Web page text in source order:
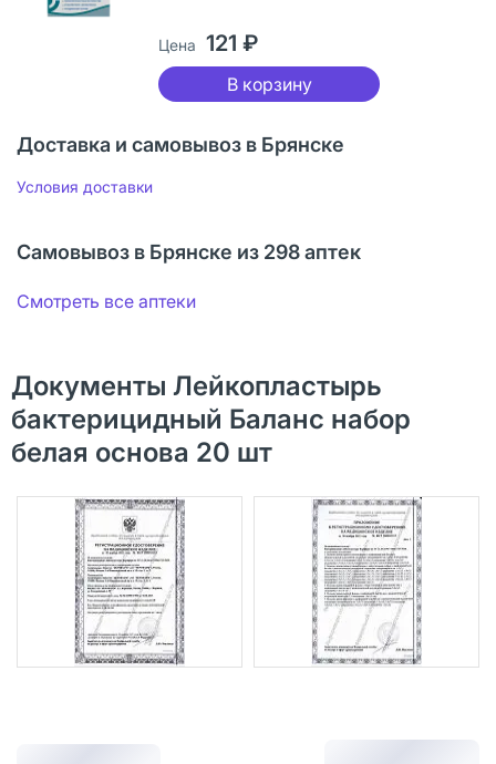
Цена 121 ₽
В корзину
Доставка и самовывоз в Брянске
Условия доставки
Самовывоз в Брянске из 298 аптек
Смотреть все аптеки
Документы Лейкопластырь
бактерицидный Баланс набор
белая основа 20 шт